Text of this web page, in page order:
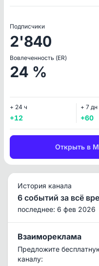
Подписчики
2'840
Вовлеченность (ER)
24 %
+ 24 ч
+12
+ 7 дн
+60
Открыть в
История канала
6 событий за всё
последнее: 6 фев 2026
Взаимореклама
Предложите
каналу: